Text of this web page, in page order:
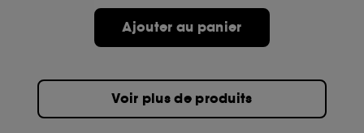
Ajouter au panier
Voir plus de produits